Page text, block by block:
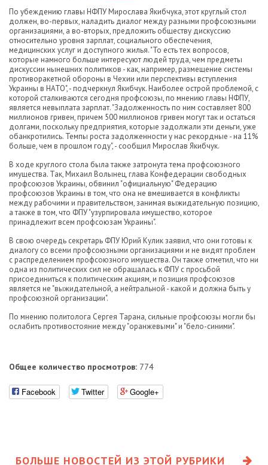
По убеждению главы НФПУ Мирослава Якибчука, этот круглый стол
должен, во-первых, наладить диалог между разными профсоюзными
организациями, а во-вторых, предложить обществу дискуссию
относительно уровня зарплат, социального обеспечения,
медицинских услуг и доступного жилья. "То есть тех вопросов,
которые намного больше интересуют людей труда, чем предметы
дискуссии нынешних политиков - как, например, размещение системы
противоракетной обороны в Чехии или перспективы вступления
Украины в НАТО", - подчеркнул Якибчук. Наиболее острой проблемой, с
которой сталкиваются сегодня профсоюзы, по мнению главы НФПУ,
является невыплата зарплат. "Задолженность по ним составляет 800
миллионов гривен, причем 500 миллионов гривен могут так и остаться
долгами, поскольку предприятия, которые задолжали эти деньги, уже
обанкротились. Темпы роста задолженности у нас рекордные - на 11%
больше, чем в прошлом году", - сообщил Мирослав Якибчук.
В ходе круглого стола была также затронута тема профсоюзного
имущества. Так, Михаил Волынец, глава Конфедерации свободных
профсоюзов Украины, обвинил "официальную" Федерацию
профсоюзов Украины в том, что она не вмешивается в конфликты
между рабочими и правительством, занимая выжидательную позицию,
а также в том, что ФПУ "узурпировала имущество, которое
принадлежит всем профсоюзам Украины".
В свою очередь секретарь ФПУ Юрий Кулик заявил, что они готовы к
диалогу со всеми профсоюзными организациями и не видят проблем
с распределением профсоюзного имущества. Он также отметил, что ни
одна из политических сил не обращалась к ФПУ с просьбой
присоединиться к политическим акциям, и позиция профсоюзов
является не "выжидательной, а нейтральной - какой и должна быть у
профсоюзной организации".
По мнению политолога Сергея Тарана, сильные профсоюзы могли бы
ослабить противостояние между "оранжевыми" и "бело-синими".
Общее количество просмотров: 774
Facebook Twitter Google+
БОЛЬШЕ НОВОСТЕЙ ИЗ ЭТОЙ РУБРИКИ